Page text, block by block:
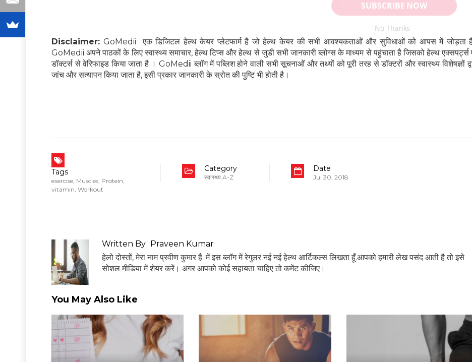
Disclaimer: GoMedii एक डिजिटल हेल्थ केयर प्लेटफार्म है जो हेल्थ केयर की सभी आवश्यकताओं और सुविधाओं को आपस में जोड़ता
GoMedii अपने पाठकों के लिए स्वास्थ्य समाचार, हेल्थ टिप्स और हेल्थ से जुडी सभी जानकारी ब्लोग्स के माध्यम से पहुंचाता है जिसको हेल्थ एक्सपर्ट्स
डॉक्टर्स से वेरिफाइड किया जाता है । GoMedii ब्लॉग में पब्लिश होने वाली सभी सूचनाओं और तथ्यों को पूरी तरह से डॉक्टरों और स्वास्थ्य विशेषज्ञों
जांच और सत्यापन किया जाता है, इसी प्रकार जानकारी के स्रोत की पुष्टि भी होती है।
Tags
exercise, Muscles, Protein,
vitamin, Workout
Category
स्वास्थ्य A-Z
Date
Jul 30, 2018
Written By
Praveen Kumar
हेलो दोस्तों, मेरा नाम प्रवीण कुमार है. में इस ब्लॉग में रेगुलर नई नई हेल्थ आर्टिकल्स लिखता हूँ.आपको हमारी लेख पसंद आती है तो इसे
सोशल मीडिया में शेयर करें। अगर आपको कोई सहायता चाहिए तो कमेंट कीजिए।
You May Also Like
SUBSCRIBE NOW
No Thanks
POWERED BY